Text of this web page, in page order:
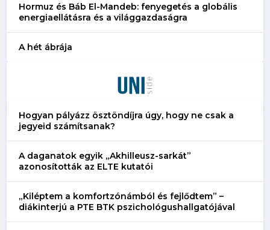
Hormuz és Báb El-Mandeb: fenyegetés a globális
energiaellátásra és a világgazdaságra
A hét ábrája
Hogyan pályázz ösztöndíjra úgy, hogy ne csak a
jegyeid számítsanak?
A daganatok egyik „Akhilleusz-sarkát”
azonosították az ELTE kutatói
„Kiléptem a komfortzónámból és fejlődtem” –
diákinterjú a PTE BTK pszichológushallgatójával